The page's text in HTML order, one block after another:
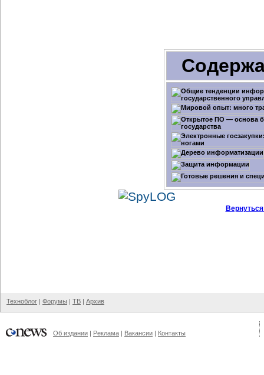
Техноблог | Форумы | ТВ | Архив
Об издании | Реклама | Вакансии | Контакты